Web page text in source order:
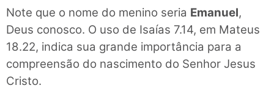
Note que o nome do menino seria Emanuel,
Deus conosco. O uso de Isaías 7.14, em Mateus
18.22, indica sua grande importância para a
compreensão do nascimento do Senhor Jesus
Cristo.